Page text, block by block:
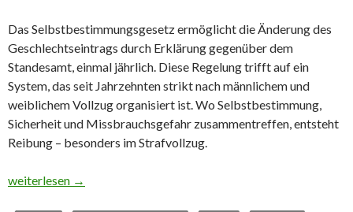
Das Selbstbestimmungsgesetz ermöglicht die Änderung des
Geschlechtseintrags durch Erklärung gegenüber dem
Standesamt, einmal jährlich. Diese Regelung trifft auf ein
System, das seit Jahrzehnten strikt nach männlichem und
weiblichem Vollzug organisiert ist. Wo Selbstbestimmung,
Sicherheit und Missbrauchsgefahr zusammentreffen, entsteht
Reibung – besonders im Strafvollzug.
Haft, Geschlecht, Chaos: Wenn das
weiterlesen →